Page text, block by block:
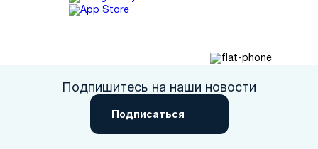
Подпишитесь на наши новости
Подписаться